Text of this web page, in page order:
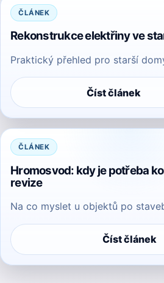
ČLÁNEK
Rekonstrukce elektřiny ve
Praktický přehled pro starší
Číst článek
ČLÁNEK
Hromosvod: kdy je potřeba
revize
Na co myslet u objektů po
Číst článek